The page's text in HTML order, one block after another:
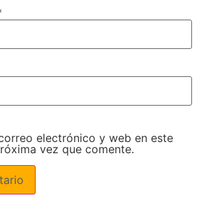
electrónico y web en este
vez que comente.